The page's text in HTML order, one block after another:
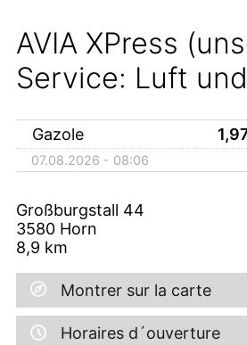
AVIA XPress
Service: Luft
Gazole
07.08.2026 - 08:06
Großburgstall 44
3580 Horn
8,9 km
Montrer sur la carte
Horaires d´ouverture